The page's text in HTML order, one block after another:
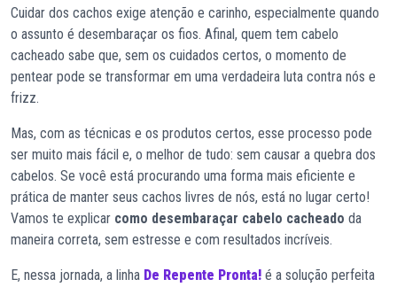
Cuidar dos cachos exige atenção e carinho, especialmente quando
o assunto é desembaraçar os fios. Afinal, quem tem cabelo
cacheado sabe que, sem os cuidados certos, o momento de
pentear pode se transformar em uma verdadeira luta contra nós e
frizz.
Mas, com as técnicas e os produtos certos, esse processo pode
ser muito mais fácil e, o melhor de tudo: sem causar a quebra dos
cabelos. Se você está procurando uma forma mais eficiente e
prática de manter seus cachos livres de nós, está no lugar certo!
Vamos te explicar como desembaraçar cabelo cacheado da
maneira correta, sem estresse e com resultados incríveis.
E, nessa jornada, a linha De Repente Pronta! é a solução perfeita